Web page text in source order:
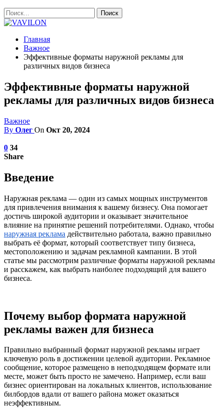
Главная
Важное
Эффективные форматы наружной рекламы для
различных видов бизнеса
Эффективные форматы наружной
рекламы для различных видов бизнеса
Важное
By Олег On Окт 20, 2024
0 34
Share
Введение
Наружная реклама — один из самых мощных инструментов
для привлечения внимания к вашему бизнесу. Она помогает
достичь широкой аудитории и оказывает значительное
влияние на принятие решений потребителями. Однако, чтобы
наружная реклама действительно работала, важно правильно
выбрать её формат, который соответствует типу бизнеса,
местоположению и задачам рекламной кампании. В этой
статье мы рассмотрим различные форматы наружной рекламы
и расскажем, как выбрать наиболее подходящий для вашего
бизнеса.
Почему выбор формата наружной
рекламы важен для бизнеса
Правильно выбранный формат наружной рекламы играет
ключевую роль в достижении целевой аудитории. Рекламное
сообщение, которое размещено в неподходящем формате или
месте, может быть просто не замечено. Например, если ваш
бизнес ориентирован на локальных клиентов, использование
билбордов вдали от вашего района может оказаться
неэффективным.